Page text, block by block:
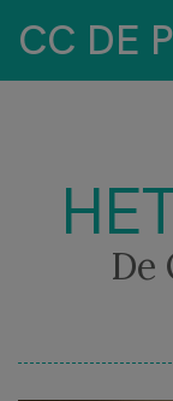
CC DE
De